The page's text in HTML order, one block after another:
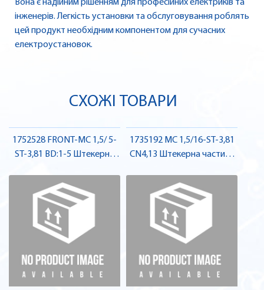
Вона є надійним рішенням для професійних електриків та
інженерів. Легкість установки та обслуговування роблять
цей продукт необхідним компонентом для сучасних
електроустановок.
СХОЖІ ТОВАРИ
1752528 FRONT-MC 1,5/ 5-
ST-3,81 BD:1-5 Штекерна
Contact
1735192 MC 1,5/16-ST-3,81
CN4,13 Штекерна частина